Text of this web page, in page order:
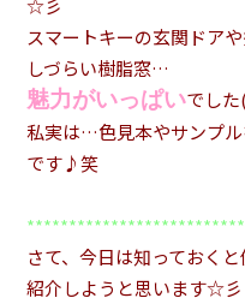
スマートキーの玄関ドア
しづらい樹脂窓…
魅力がいっぱいでし
私実は…色見本やサンプ
です♪笑
さて、今日は知っておく
紹介しようと思います☆彡